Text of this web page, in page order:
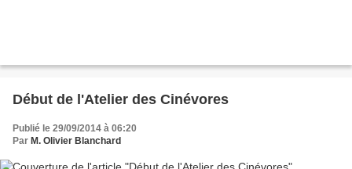
Début de l'Atelier des Cinévores
Publié le 29/09/2014 à 06:20
Par M. Olivier Blanchard